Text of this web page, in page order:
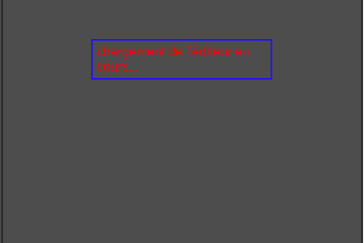
chargement de l'éditeur en
cours...